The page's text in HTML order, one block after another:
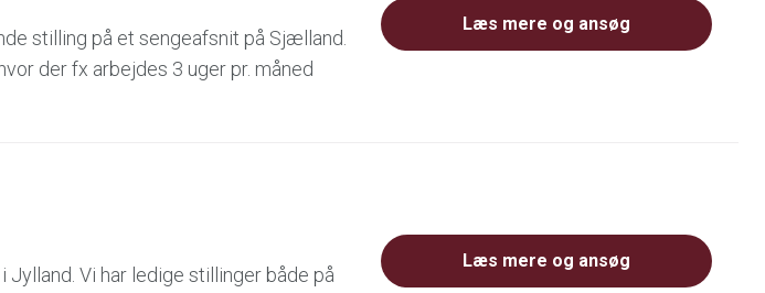
stilling på et sengeafsnit på Sjælland.
der fx arbejdes 3 uger pr. måned
Læs mere og ansøg
Vi har ledige stillinger både på
Læs mere og ansøg